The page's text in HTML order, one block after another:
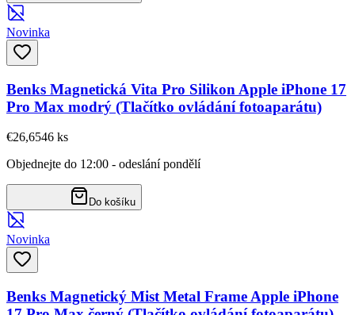
Novinka
Benks Magnetická Vita Pro Silikon Apple iPhone 17
Pro Max modrý (Tlačítko ovládání fotoaparátu)
€26,6546 ks
Objednejte do 12:00 - odeslání pondělí
Do košíku
Novinka
Benks Magnetický Mist Metal Frame Apple iPhone